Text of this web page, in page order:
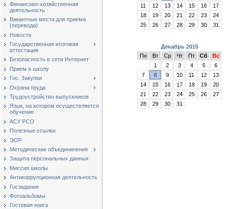
Финансово-хозяйственная
деятельность
Вакантные места для приема
(перевода)
Новости
Государственная итоговая
аттестация
Безопасность в сети Интернет
Прием в школу
Гос. Закупки
Охрана труда
Трудоустройство выпускников
Язык, на котором осуществляется
обучение
АСУ РСО
Полезные ссылки
ЭОР
Методические объедининения
Защита персональных данных
Миссия школы
Антикоррупционная деятельность
Госзадание
Фотоальбомы
Гостевая книга
11
12 13 14 15 16
17
18
19 20 21 22 23
24
25
26 27 28 29 30 31
Декабрь 2015
Пн
Вт Ср Чт Пт Сб
Вс
1
2 3 4 5
6
7
8 9 10 11 12
13
14
15 16 17 18 19
20
21
22 23 24 25 26
27
28
29 30 31